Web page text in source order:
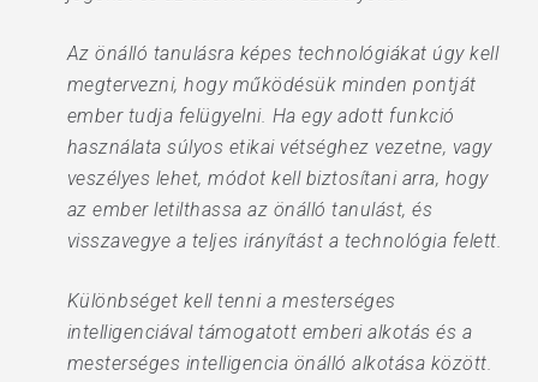
Az önálló tanulásra képes technológiákat úgy kell
megtervezni, hogy működésük minden pontját
ember tudja felügyelni. Ha egy adott funkció
használata súlyos etikai vétséghez vezetne, vagy
veszélyes lehet, módot kell biztosítani arra, hogy
az ember letilthassa az önálló tanulást, és
visszavegye a teljes irányítást a technológia felett.
Különbséget kell tenni a mesterséges
intelligenciával támogatott emberi alkotás és a
mesterséges intelligencia önálló alkotása között.